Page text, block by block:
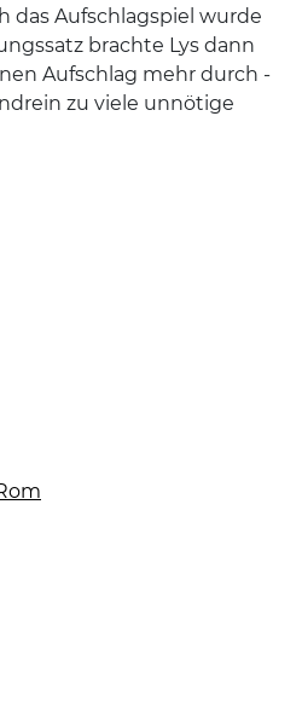
das Aufschlagspiel wurde
brachte Lys dann
Aufschlag mehr durch -
zu viele unnötige